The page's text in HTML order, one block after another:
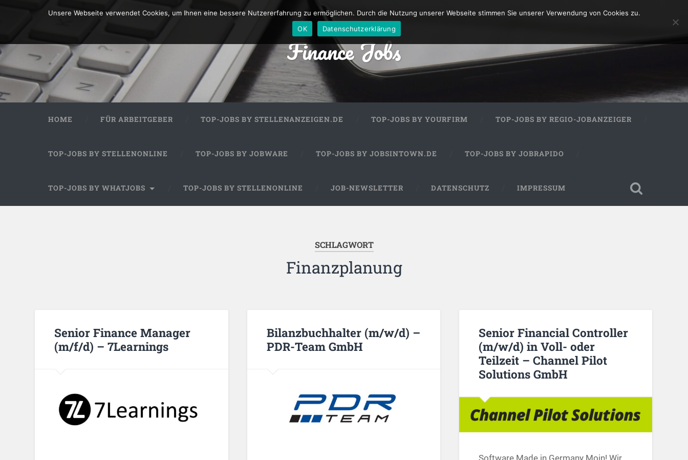
Finance Jobs
HOME FÜR ARBEITGEBER TOP-JOBS BY STELLENANZEIGEN.DE TOP-JOBS BY YOURFIRM TOP-JOBS BY REGIO-JOBANZEIGER
TOP-JOBS BY STELLENONLINE TOP-JOBS BY JOBWARE TOP-JOBS BY JOBSINTOWN.DE TOP-JOBS BY JOBRAPIDO
TOP-JOBS BY WHATJOBS TOP-JOBS BY STELLENONLINE JOB-NEWSLETTER DATENSCHUTZ IMPRESSUM
SCHLAGWORT
Finanzplanung
Senior Finance Manager
(m/f/d) – 7Learnings
Bilanzbuchhalter (m/w/d) –
PDR-Team GmbH
Senior Financial Controller
(m/w/d) in Voll- oder
Teilzeit – Channel Pilot
Solutions GmbH
Unsere Webseite verwendet Cookies, um Ihnen eine bessere Nutzererfahrung zu ermöglichen. Durch die Nutzung unserer Webseite stimmen Sie unserer Verwendung von Cookies zu.
OK
Datenschutzerklärung